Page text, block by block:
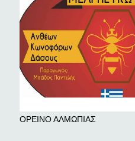
ΟΡΕΙΝΟ ΑΛΜΩΠΙΑΣ